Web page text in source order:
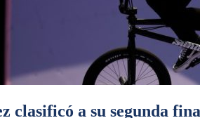
clasificó a su segunda